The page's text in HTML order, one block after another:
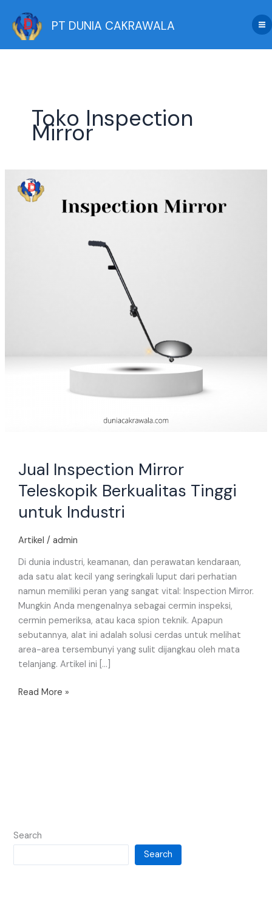
content
PT DUNIA CAKRAWALA
Toko Inspection
Mirror
Jual Inspection Mirror
Teleskopik Berkualitas Tinggi
untuk Industri
Artikel / admin
Di dunia industri, keamanan, dan perawatan kendaraan,
ada satu alat kecil yang seringkali luput dari perhatian
namun memiliki peran yang sangat vital: Inspection Mirror.
Mungkin Anda mengenalnya sebagai cermin inspeksi,
cermin pemeriksa, atau kaca spion teknik. Apapun
sebutannya, alat ini adalah solusi cerdas untuk melihat
area-area tersembunyi yang sulit dijangkau oleh mata
telanjang. Artikel ini […]
Inspection
Mirror
Read More »
Search
Search